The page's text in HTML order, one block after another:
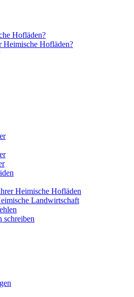
Hofläden?
Heimische Hofläden?
Heimische Hofläden
Landwirtschaft
schreiben